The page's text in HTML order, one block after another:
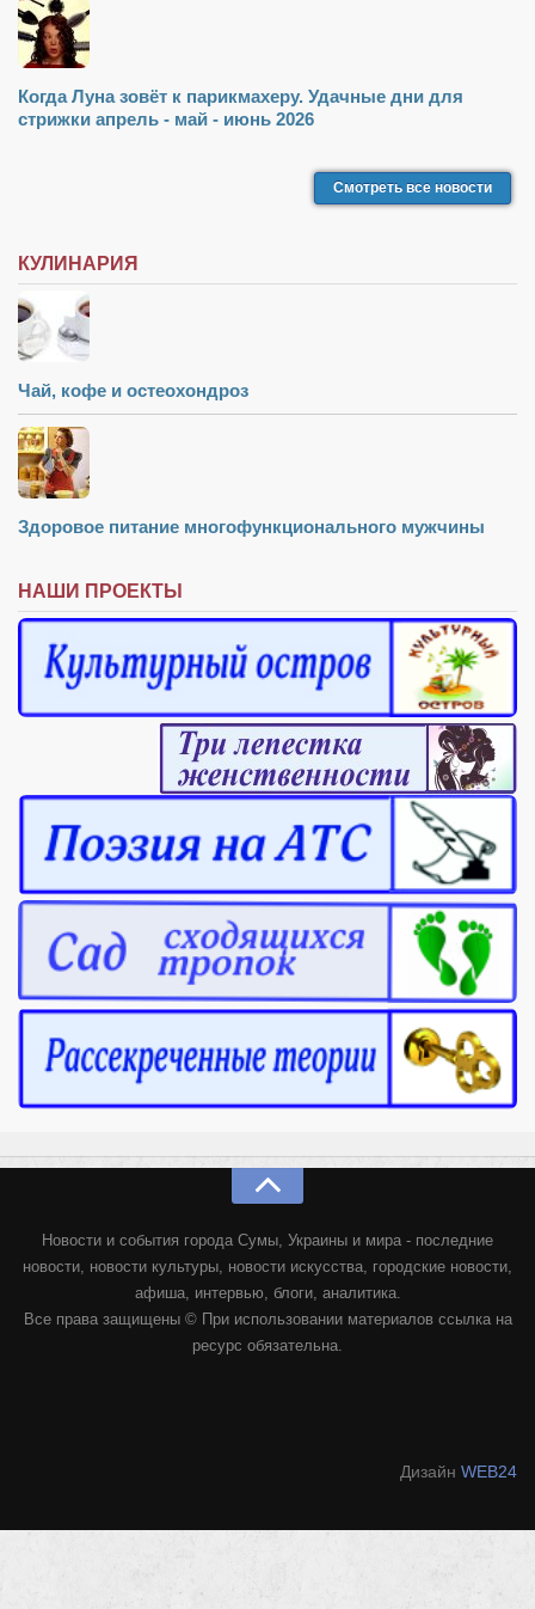
Когда Луна зовёт к парикмахеру. Удачные дни для
стрижки апрель - май - июнь 2026
Смотреть все новости
КУЛИНАРИЯ
Чай, кофе и остеохондроз
Здоровое питание многофункционального мужчины
НАШИ ПРОЕКТЫ
Новости и события города Сумы, Украины и мира - последние
новости, новости культуры, новости искусства, городские новости,
афиша, интервью, блоги, аналитика.
Все права защищены © При использовании материалов ссылка на
ресурс обязательна.
Дизайн WEB24